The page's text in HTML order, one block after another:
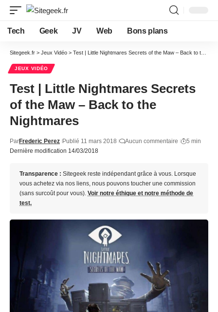
Tech Geek JV Web Bons plans
Sitegeek.fr > Jeux Vidéo > Test | Little Nightmares Secrets of the Maw – Back to the Nightmares
JEUX VIDÉO
Test | Little Nightmares Secrets
of the Maw – Back to the
Nightmares
Dernière modification 14/03/2018
ParFrederic Perez Publié 11 mars 2018 Aucun commentaire 5 min
Transparence : Sitegeek reste indépendant grâce à vous. Lorsque
vous achetez via nos liens, nous pouvons toucher une commission
(sans surcoût pour vous). Voir notre éthique et notre méthode de
test.